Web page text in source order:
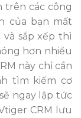
trên các công
của bạn mất
sắp xếp thì
hơn nhiều
này chỉ cần
tìm kiếm cơ
ngay lập tức
CRM lưu